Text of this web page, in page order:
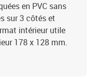
en PVC sans
sur 3 côtés et
intérieur utile
178 x 128 mm.